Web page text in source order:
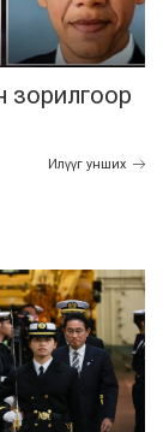
зорилгоор
Илүүг унших